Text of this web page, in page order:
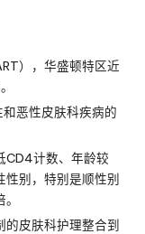
），华盛顿特区近
恶性皮肤科疾病的
CD4计数、年龄较
性别，特别是顺性别
的皮肤科护理整合到